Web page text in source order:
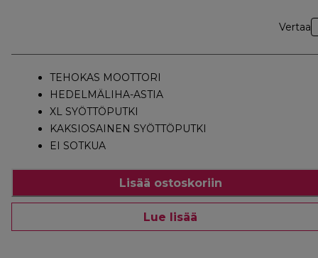
Vertaa
TEHOKAS MOOTTORI
HEDELMÄLIHA-ASTIA
XL SYÖTTÖPUTKI
KAKSIOSAINEN SYÖTTÖPUTKI
EI SOTKUA
Lisää ostoskoriin
Lue lisää